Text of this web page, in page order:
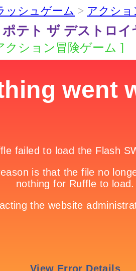
ッシュゲーム > アクショ
テト ザ デストロイ
クション冒険ゲーム ]